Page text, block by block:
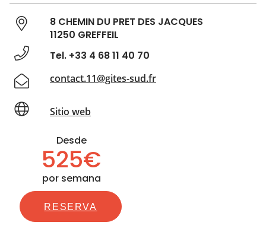
8 CHEMIN DU PRET DES JACQUES
11250 GREFFEIL
Tel. +33 4 68 11 40 70
contact.11@gites-sud.fr
Sitio web
Desde
525€
por semana
RESERVA